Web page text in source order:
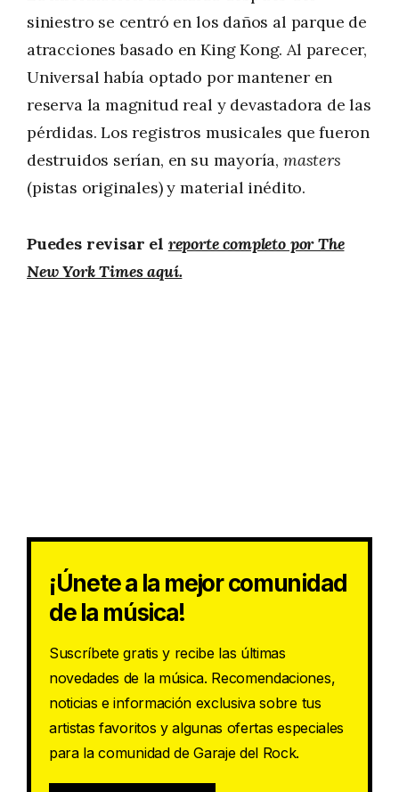
siniestro se centró en los daños al parque de
atracciones basado en King Kong. Al parecer,
Universal había optado por mantener en
reserva la magnitud real y devastadora de las
pérdidas. Los registros musicales que fueron
destruidos serían, en su mayoría, masters
(pistas originales) y material inédito.
Puedes revisar el reporte completo por The
New York Times aquí.
¡Únete a la mejor comunidad
de la música!
Suscríbete gratis y recibe las últimas
novedades de la música. Recomendaciones,
noticias e información exclusiva sobre tus
artistas favoritos y algunas ofertas especiales
para la comunidad de Garaje del Rock.